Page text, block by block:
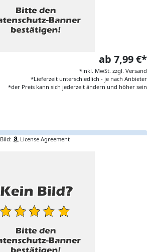
ab 7,99 €*
*inkl. MwSt. zzgl. Versand
*Lieferzeit unterschiedlich - je nach Anbieter
*der Preis kann sich jederzeit ändern und höher sein
Bild: License Agreement